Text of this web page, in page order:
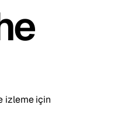
izleme için